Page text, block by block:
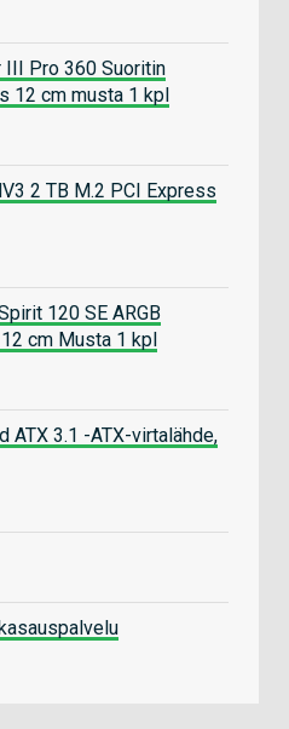
III Pro 360 Suoritin
12 cm musta 1 kpl
2 TB M.2 PCI Express
120 SE ARGB
cm Musta 1 kpl
ATX 3.1 -ATX-virtalähde,